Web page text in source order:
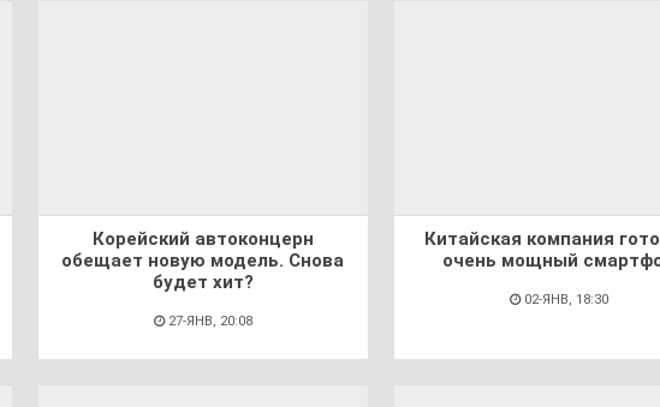
Корейский автоконцерн
обещает новую модель. Снова
будет хит?
27-ЯНВ, 20:08
Китайская компания
очень мощный
02-ЯНВ, 18:30